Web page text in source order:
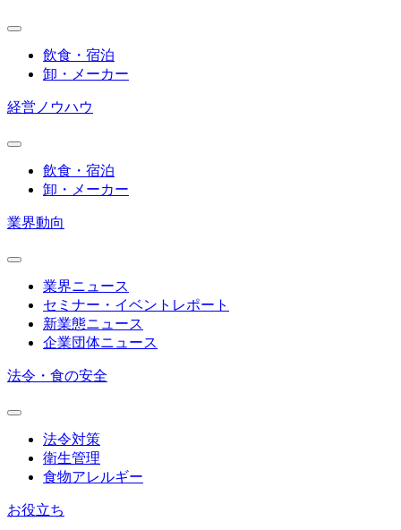
飲食・宿泊
卸・メーカー
経営ノウハウ
飲食・宿泊
卸・メーカー
業界動向
業界ニュース
セミナー・イベントレポート
新業態ニュース
企業団体ニュース
法令・食の安全
法令対策
衛生管理
食物アレルギー
お役立ち